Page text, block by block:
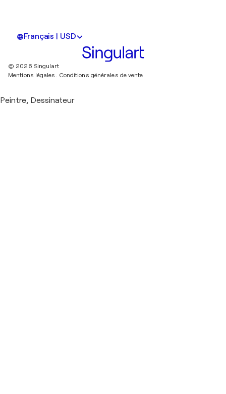
Français | USD
© 2026 Singulart
Mentions légales. Conditions générales de vente
Peintre, Dessinateur